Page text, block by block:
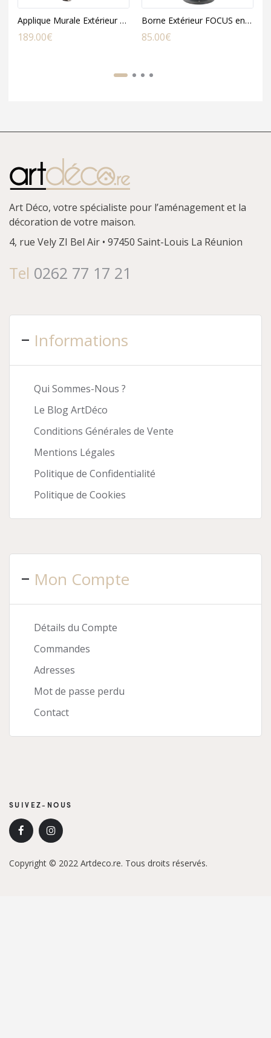
Applique Murale Extérieur POLPERRO en Nickel Gris
189.00€
Borne Extérieur FOCUS en Métal Gris
85.00€
Art Déco, votre spécialiste pour l’aménagement et la
décoration de votre maison.
4, rue Vely ZI Bel Air • 97450 Saint-Louis La Réunion
Tel 0262 77 17 21
Informations
Qui Sommes-Nous ?
Le Blog ArtDéco
Conditions Générales de Vente
Mentions Légales
Politique de Confidentialité
Politique de Cookies
Mon Compte
Détails du Compte
Commandes
Adresses
Mot de passe perdu
Contact
SUIVEZ-NOUS
Copyright © 2022 Artdeco.re. Tous droits réservés.